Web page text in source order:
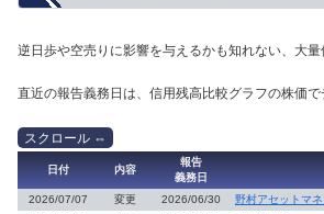
逆日歩や空売りに影響を与えるかも知れない、大量
直近の報告義務日は、信用残高比較グラフの株価で
日付 内容
報告
義務日
2026/07/07 変更 2026/06/30
野村アセットマ